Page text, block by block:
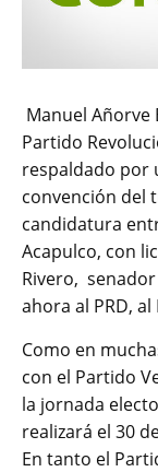
Manuel Añorve
Partido
respaldado por
convención del
candidatura
Acapulco, con
Rivero,
ahora al PRD, al
Como en
con el Partido
la jornada
realizará el 30
En tanto el